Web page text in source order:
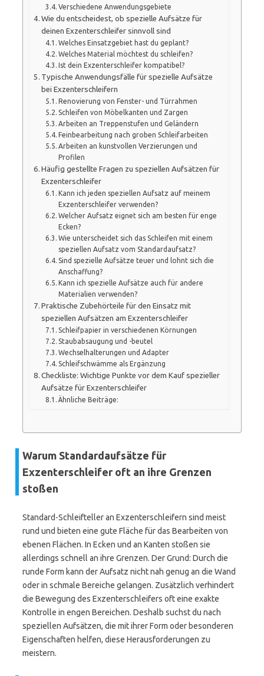
Verschiedene Anwendungsgebiete
Wie du entscheidest, ob spezielle Aufsätze für
deinen Exzenterschleifer sinnvoll sind
Welches Einsatzgebiet hast du geplant?
Welches Material möchtest du schleifen?
Ist dein Exzenterschleifer kompatibel?
Typische Anwendungsfälle für spezielle Aufsätze
bei Exzenterschleifern
Renovierung von Fenster- und Türrahmen
Schleifen von Möbelkanten und Zargen
Arbeiten an Treppenstufen und Geländern
Feinbearbeitung nach groben Schleifarbeiten
Arbeiten an kunstvollen Verzierungen und
Profilen
Häufig gestellte Fragen zu speziellen Aufsätzen für
Exzenterschleifer
Kann ich jeden speziellen Aufsatz auf meinem
Exzenterschleifer verwenden?
Welcher Aufsatz eignet sich am besten für enge
Ecken?
Wie unterscheidet sich das Schleifen mit einem
speziellen Aufsatz vom Standardaufsatz?
Sind spezielle Aufsätze teuer und lohnt sich die
Anschaffung?
Kann ich spezielle Aufsätze auch für andere
Materialien verwenden?
Praktische Zubehörteile für den Einsatz mit
speziellen Aufsätzen am Exzenterschleifer
Schleifpapier in verschiedenen Körnungen
Staubabsaugung und -beutel
Wechselhalterungen und Adapter
Schleifschwämme als Ergänzung
Checkliste: Wichtige Punkte vor dem Kauf spezieller
Aufsätze für Exzenterschleifer
Ähnliche Beiträge:
Warum Standardaufsätze für
Exzenterschleifer oft an ihre Grenzen
stoßen
Standard-Schleifteller an Exzenterschleifern sind meist
rund und bieten eine gute Fläche für das Bearbeiten von
ebenen Flächen. In Ecken und an Kanten stoßen sie
allerdings schnell an ihre Grenzen. Der Grund: Durch die
runde Form kann der Aufsatz nicht nah genug an die Wand
oder in schmale Bereiche gelangen. Zusätzlich verhindert
die Bewegung des Exzenterschleifers oft eine exakte
Kontrolle in engen Bereichen. Deshalb suchst du nach
speziellen Aufsätzen, die mit ihrer Form oder besonderen
Eigenschaften helfen, diese Herausforderungen zu
meistern.